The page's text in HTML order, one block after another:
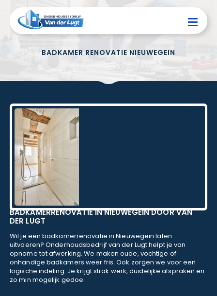
BADKAMER RENOVATIE NIEUWEGEIN
BADKAMERRENOVATIE IN NIEUWEGEIN DOOR VAN
DER LUGT
Wil je een badkamerrenovatie in Nieuwegein laten
uitvoeren? Onderhoudsbedrijf van der Lugt helpt je van
opname tot afwerking. We maken oude, vochtige of
onhandige badkamers weer fris. Ook zorgen we voor een
logische indeling. Je krijgt strak werk, duidelijke afspraken en
zo min mogelijk gedoe.